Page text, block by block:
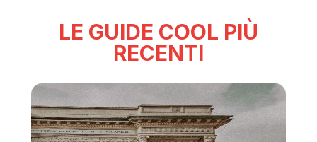
LE GUIDE COOL PIÙ
RECENTI